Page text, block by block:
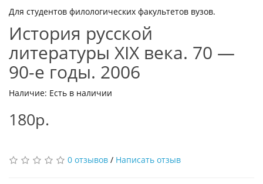
Для студентов филологических факультетов вузов.
История русской
литературы XIX века. 70 —
90-е годы. 2006
Наличие: Есть в наличии
180р.
0 отзывов / Написать отзыв